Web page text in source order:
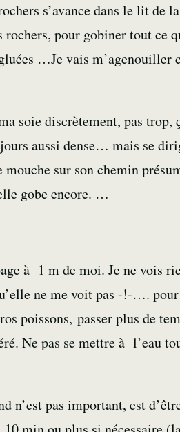
s’avance dans le lit de
rochers, pour gobiner tout ce
…Je vais m’agenouiller
soie discrètement, pas
aussi dense… mais se
sur son chemin
gobe encore. …
à 1 m de moi. Je ne vois
ne me voit pas -!-….
poissons, passer plus de
Ne pas se mettre à l’eau
n’est pas important, est